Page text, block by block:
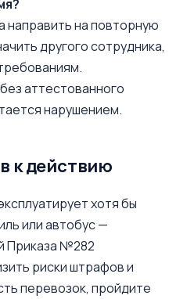
направить на повторную
другого сотрудника,
аттестованного
нарушением.
к действию
хотя бы
или автобус —
Приказа №282
риски штрафов и
перевозок, пройдите